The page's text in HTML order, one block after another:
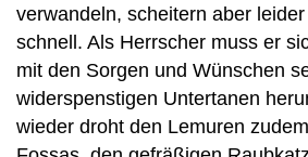
verwandeln, scheitern aber
schnell. Als Herrscher muss er
mit den Sorgen und Wünschen
widerspenstigen Untertanen
wieder droht den Lemuren